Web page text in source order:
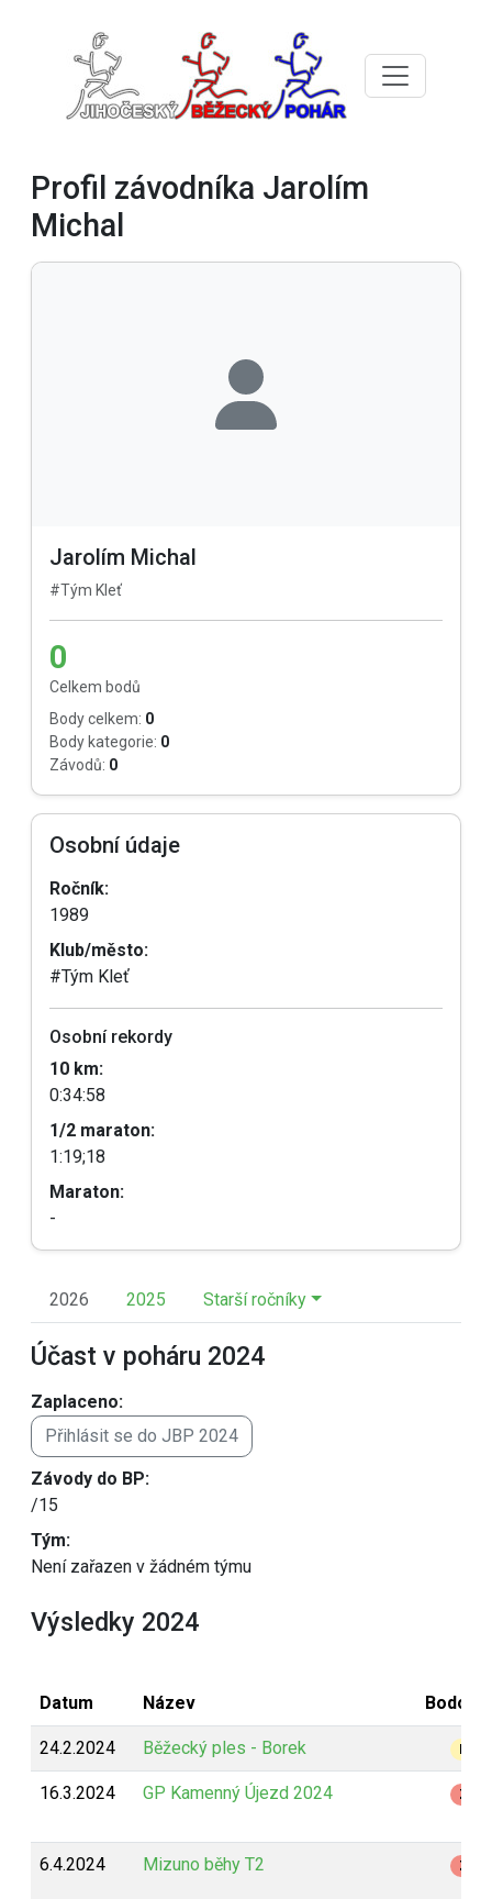
Profil závodníka Jarolím
Michal
Jarolím Michal
#Tým Kleť
0
Celkem bodů
Body celkem: 0
Body kategorie: 0
Závodů: 0
Osobní údaje
Ročník:
1989
Klub/město:
#Tým Kleť
Osobní rekordy
10 km:
0:34:58
1/2 maraton:
1:19;18
Maraton:
-
2026 2025 Starší ročníky
Účast v poháru 2024
Zaplaceno:
Přihlásit se do JBP 2024
Závody do BP:
/15
Tým:
Není zařazen v žádném týmu
Výsledky 2024
Datum Název
24.2.2024 Běžecký ples - Borek
16.3.2024 GP Kamenný Újezd 2024 Z
6.4.2024 Mizuno běhy T2 Z